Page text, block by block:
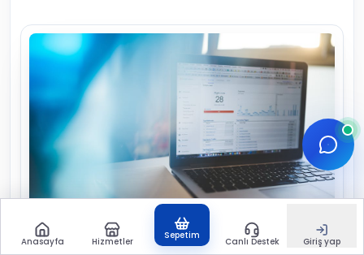
Anasayfa Hizmetler
Sepetim
Canlı Destek Giriş yap